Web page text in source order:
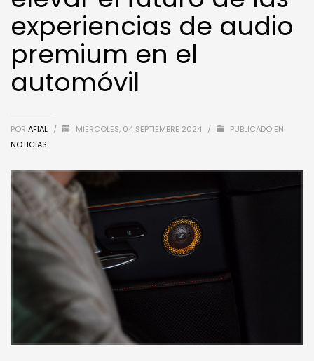
experiencias de audio
premium en el
automóvil
POR AFIAL / MIÉRCOLES, 04 SEPTIEMBRE 2024 /
PUBLICADO EN
NOTICIAS